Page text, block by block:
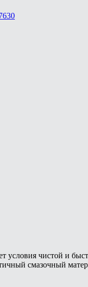
условия чистой и
смазочный